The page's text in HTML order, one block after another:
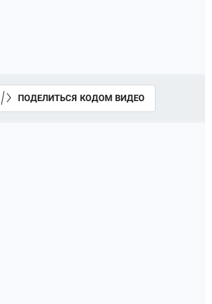
ПОДЕЛИТЬСЯ КОДОМ ВИДЕО